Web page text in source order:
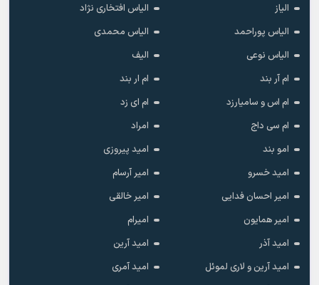
الیاز
الیاس افتخاری نژاد
الیاس پوراحمد
الیاس محمدی
الیاس نوعی
الیف
ام آر بند
ام ار بند
ام اس و سامیارزد
ام ای زد
ام سی داج
امراد
امو بند
امید پیروزی
امید خسرو
امیر آرسام
امیر احسان فدایی
امیر خالقى
امیر همایون
امیرام
امید آذر
امید آرین
امید آرین و لاری لموئل
امید آمری